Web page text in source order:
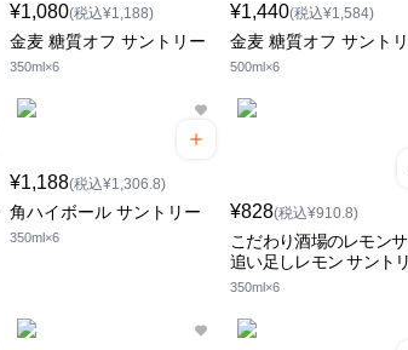
¥1,080(税込¥1,188)
金麦 糖質オフ サントリー
350ml×6
¥1,440(税込¥1,584)
金麦 糖質オフ サント
500ml×6
¥1,188(税込¥1,306.8)
角ハイボール サントリー
350ml×6
¥828(税込¥910.8)
こだわり酒場のレモン
追い足しレモン サント
350ml×6